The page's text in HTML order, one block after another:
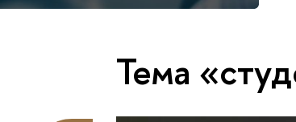
Тема